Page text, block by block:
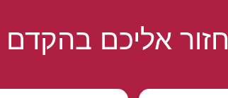
אליכם בהקדם